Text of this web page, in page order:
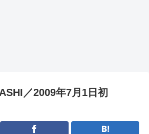
／2009年7月1日初